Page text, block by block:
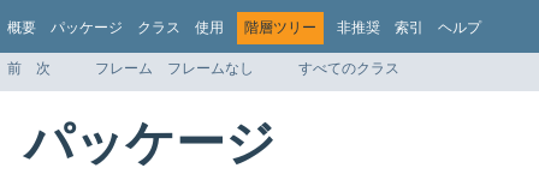
概要 パッケージ クラス 使用 階層ツリー 非推奨 索引 ヘルプ
前 次 フレーム フレームなし すべてのクラス
パッケージ